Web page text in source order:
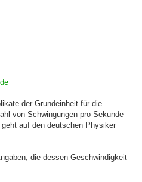
der Grundeinheit für die
von Schwingungen pro Sekunde
auf den deutschen Physiker
die dessen Geschwindigkeit